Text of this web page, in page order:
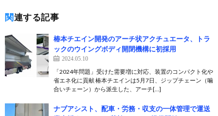
関連する記事
椿本チエイン開発のアーチ状アクチュエータ、トラ
ックのウイングボディ開閉機構に初採用
2024.05.10
「2024年問題」受けた需要増に対応、装置のコンパクト化や
省エネ化に貢献 椿本チエインは5月7日、ジップチェーン（噛
合いチェーン）から派生した、アーチ[…]
ナブアシスト、配車・労務・収支の一体管理で運送